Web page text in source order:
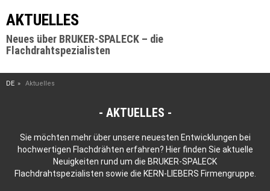
AKTUELLES
Neues über BRUKER-SPALECK – die
Flachdrahtspezialisten
DE Aktuelles
AKTUELLES
Sie möchten mehr über unsere neuesten Entwicklungen bei
hochwertigen Flachdrähten erfahren? Hier finden Sie aktuelle
Neuigkeiten rund um die BRUKER-SPALECK
Flachdrahtspezialisten sowie die KERN-LIEBERS Firmengruppe.